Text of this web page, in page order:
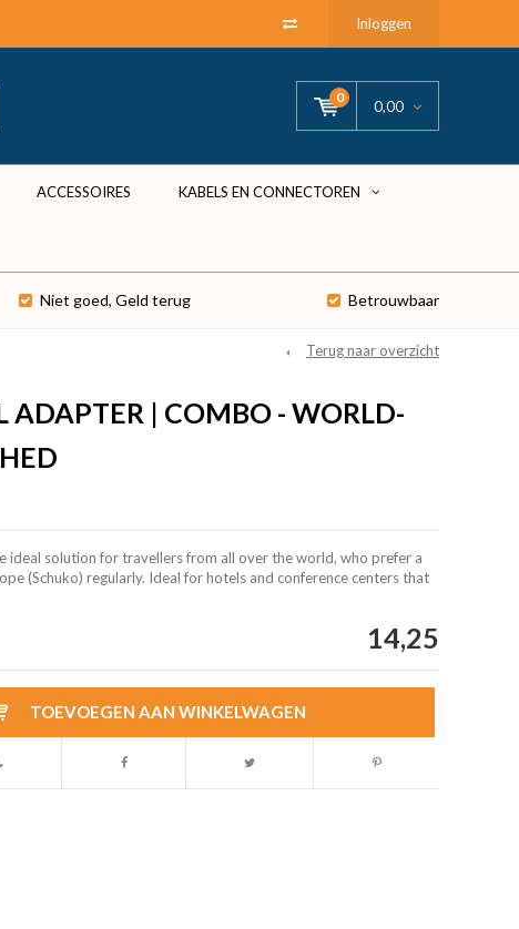
Inloggen
0
0,00
ACCESSOIRES KABELS EN CONNECTOREN
Niet goed, Geld terug Betrouwbaar
Terug naar overzicht
ADAPTER | COMBO - WORLD-
ideal solution for travellers from all over the world, who prefer a
(Schuko) regularly. Ideal for hotels and conference centers that
14,25
TOEVOEGEN AAN WINKELWAGEN